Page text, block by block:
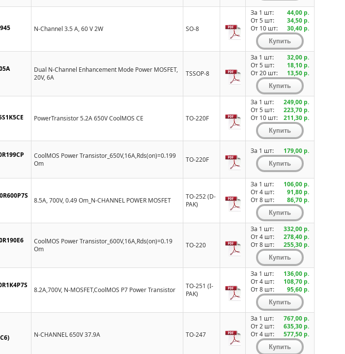
N-Channel 3.5 A, 60 V 2W SO-8
За 1 шт:
44,00 р.
От 5 шт:
34,50 р.
От 10 шт:
30,40 р.
Dual N-Channel Enhancement Mode Power MOSFET,
20V, 6A
TSSOP-8
За 1 шт:
32,00 р.
От 5 шт:
18,10 р.
От 20 шт:
13,50 р.
PowerTransistor 5.2A 650V CoolMOS CE TO-220F
За 1 шт:
249,00 р.
От 5 шт:
223,70 р.
От 10 шт:
211,30 р.
CoolMOS Power Transistor_650V,16A,Rds(on)=0.199
Om
TO-220F
За 1 шт: 179,00 р.
8.5А, 700V, 0.49 Om_N-CHANNEL POWER MOSFET
TO-252 (D-
PAK)
За 1 шт:
106,00 р.
От 4 шт:
91,80 р.
От 8 шт:
86,70 р.
CoolMOS Power Transistor_600V,16A,Rds(on)=0.19
Om
TO-220
За 1 шт:
332,00 р.
От 4 шт:
278,40 р.
От 8 шт:
255,30 р.
8.2A,700V, N-MOSFET,CoolMOS P7 Power Transistor
TO-251 (I-
PAK)
За 1 шт:
136,00 р.
От 4 шт:
108,70 р.
От 8 шт:
95,60 р.
N-CHANNEL 650V 37.9A TO-247
За 1 шт:
767,00 р.
От 2 шт:
635,30 р.
От 4 шт:
577,50 р.